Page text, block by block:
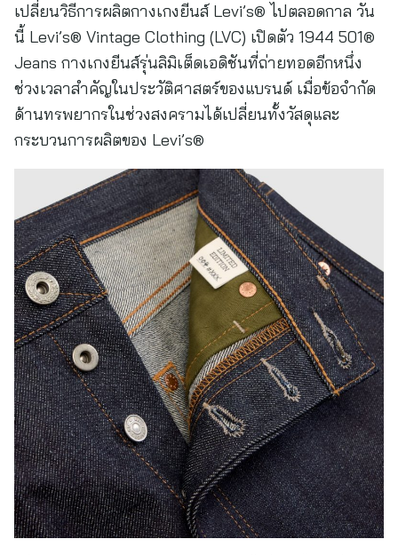
เปลี่ยนวิธีการผลิตกางเกงยีนส์ Levi’s® ไปตลอดกาล วัน
นี้ Levi’s® Vintage Clothing (LVC) เปิดตัว 1944 501®
Jeans กางเกงยีนส์รุ่นลิมิเต็ดเอดิชันที่ถ่ายทอดอีกหนึ่ง
ช่วงเวลาสำคัญในประวัติศาสตร์ของแบรนด์ เมื่อข้อจำกัด
ด้านทรพยากรในช่วงสงครามได้เปลี่ยนทั้งวัสดุและ
กระบวนการผลิตของ Levi’s®